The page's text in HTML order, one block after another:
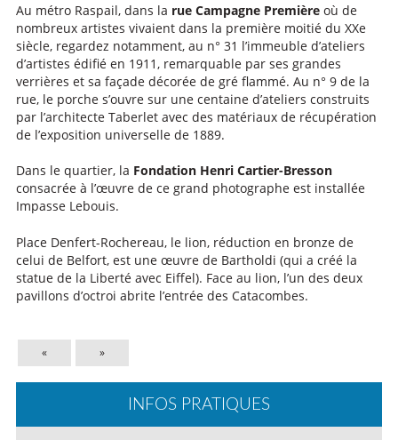
Au métro Raspail, dans la rue Campagne Première où de
nombreux artistes vivaient dans la première moitié du XXe
siècle, regardez notamment, au n° 31 l’immeuble d’ateliers
d’artistes édifié en 1911, remarquable par ses grandes
verrières et sa façade décorée de gré flammé. Au n° 9 de la
rue, le porche s’ouvre sur une centaine d’ateliers construits
par l’architecte Taberlet avec des matériaux de récupération
de l’exposition universelle de 1889.
Dans le quartier, la Fondation Henri Cartier-Bresson
consacrée à l’œuvre de ce grand photographe est installée
Impasse Lebouis.
Place Denfert-Rochereau, le lion, réduction en bronze de
celui de Belfort, est une œuvre de Bartholdi (qui a créé la
statue de la Liberté avec Eiffel). Face au lion, l’un des deux
pavillons d’octroi abrite l’entrée des Catacombes.
« »
INFOS PRATIQUES